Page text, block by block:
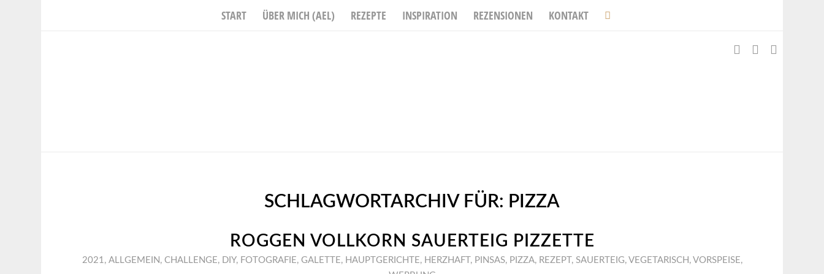
START ÜBER MICH (AEL) REZEPTE INSPIRATION REZENSIONEN KONTAKT
SCHLAGWORTARCHIV FÜR: PIZZA
ROGGEN VOLLKORN SAUERTEIG PIZZETTE
2021, ALLGEMEIN , CHALLENGE, DIY, FOTOGRAFIE, GALETTE, HAUPTGERICHTE, HERZHAFT , PINSAS, PIZZA, REZEPT , SAUERTEIG, VEGETARISCH , VORSPEISE,